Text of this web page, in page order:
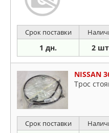
Срок поставки
1 дн. 2
NISSAN
Трос
Срок поставки